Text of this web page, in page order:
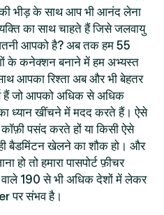
की भीड़ के साथ आप भी आनंद लेना
का साथ चाहते हैं जिसे जलवायु
आपको है? अब तक हम 55
के कनेक्शन बनाने में हम अभ्यस्त
आपका रिश्ता अब और भी बेहतर
हैं जो आपको अधिक से अधिक
ध्यान खींचने में मदद करते हैं। ऐसे
पसंद करते हों या किसी ऐसे
बैडमिंटन खेलने का शौक हो। और
हो तो हमारा पासपोर्ट फ़ीचर
190 से भी अधिक देशों में लेकर
पर संभव है।